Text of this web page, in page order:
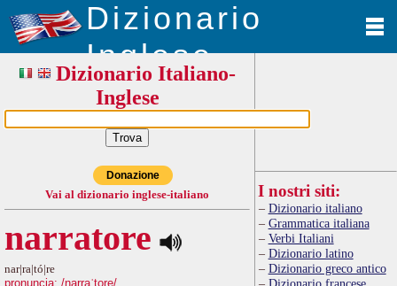
Dizionario
Inglese
Dizionario Italiano-
Inglese
Donazione
Vai al dizionario inglese-italiano
narratore
nar|ra|tó|re
pronuncia: /narraˈtore/
I nostri siti:
Dizionario italiano
Grammatica italiana
Verbi Italiani
Dizionario latino
Dizionario greco antico